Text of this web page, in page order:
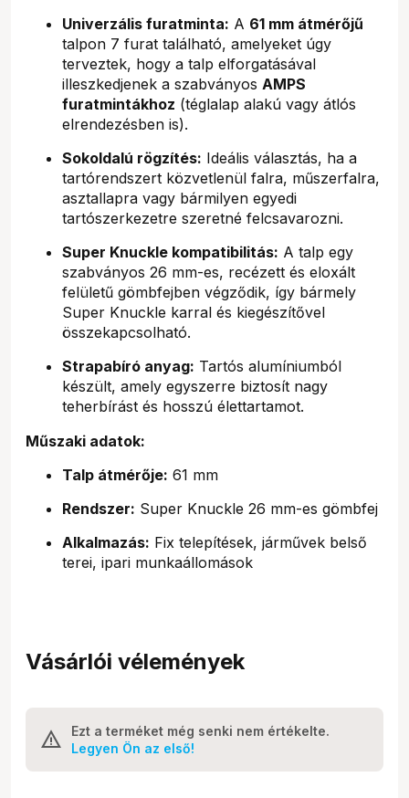
Univerzális furatminta: A 61 mm átmérőjű
talpon 7 furat található, amelyeket úgy
terveztek, hogy a talp elforgatásával
illeszkedjenek a szabványos AMPS
furatmintákhoz (téglalap alakú vagy átlós
elrendezésben is).
Sokoldalú rögzítés: Ideális választás, ha a
tartórendszert közvetlenül falra, műszerfalra,
asztallapra vagy bármilyen egyedi
tartószerkezetre szeretné felcsavarozni.
Super Knuckle kompatibilitás: A talp egy
szabványos 26 mm-es, recézett és eloxált
felületű gömbfejben végződik, így bármely
Super Knuckle karral és kiegészítővel
összekapcsolható.
Strapabíró anyag: Tartós alumíniumból
készült, amely egyszerre biztosít nagy
teherbírást és hosszú élettartamot.
Műszaki adatok:
Talp átmérője: 61 mm
Rendszer: Super Knuckle 26 mm-es gömbfej
Alkalmazás: Fix telepítések, járművek belső
terei, ipari munkaállomások
Vásárlói vélemények
Ezt a terméket még senki nem értékelte.
Legyen Ön az első!